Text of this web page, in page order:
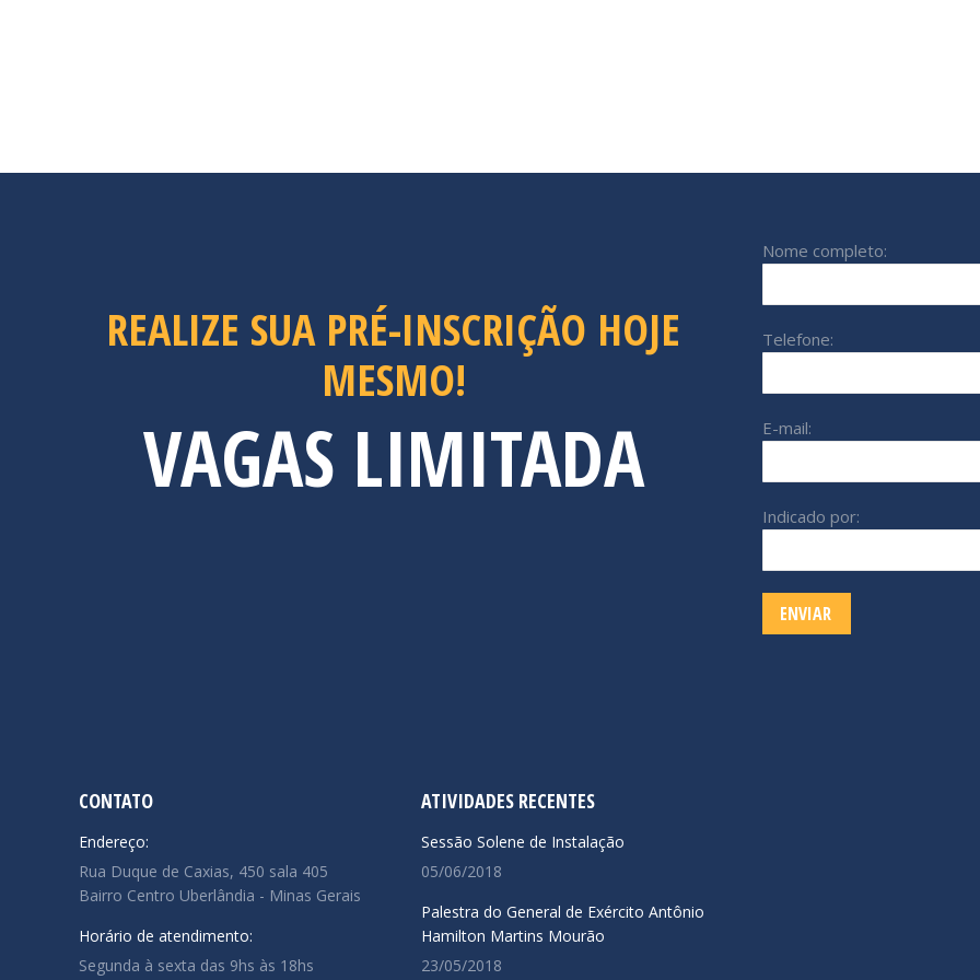
REALIZE SUA PRÉ-INSCRIÇÃO HOJE
MESMO!
VAGAS LIMITADA
Nome completo:
Telefone:
E-mail:
Indicado por:
CONTATO
Endereço:
Rua Duque de Caxias, 450 sala 405
Bairro Centro Uberlândia - Minas Gerais
Horário de atendimento:
Segunda à sexta das 9hs às 18hs
ATIVIDADES RECENTES
Sessão Solene de Instalação
05/06/2018
Palestra do General de Exército Antônio
Hamilton Martins Mourão
23/05/2018